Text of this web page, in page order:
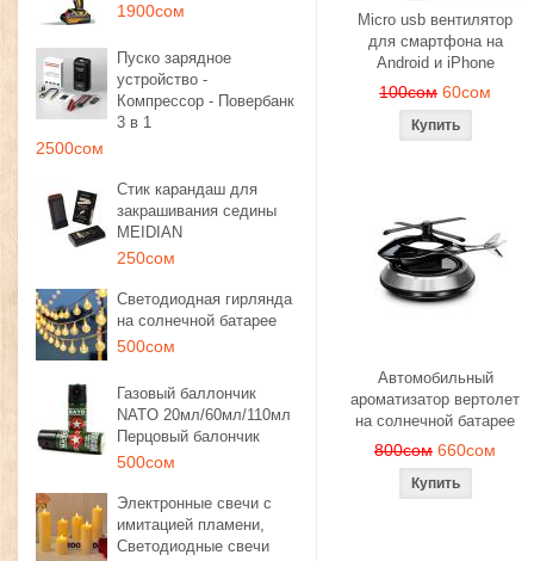
1900сом
Пуско зарядное
устройство -
Компрессор - Повербанк
3 в 1
2500сом
Стик карандаш для
закрашивания седины
MEIDIAN
250сом
Светодиодная гирлянда
на солнечной батарее
500сом
Газовый баллончик
NATO 20мл/60мл/110мл
Перцовый балончик
500сом
Электронные свечи с
имитацией пламени,
Светодиодные свечи
Micro usb вентилятор
для смартфона на
Android и iPhone
100сом 60сом
Автомобильный
ароматизатор вертолет
на солнечной батарее
800сом 660сом